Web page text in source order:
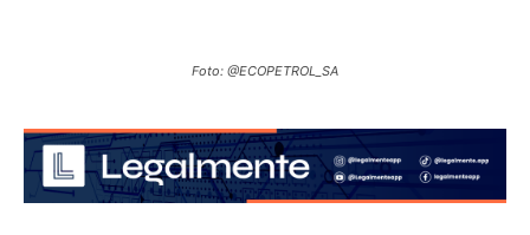
Foto: @ECOPETROL_SA